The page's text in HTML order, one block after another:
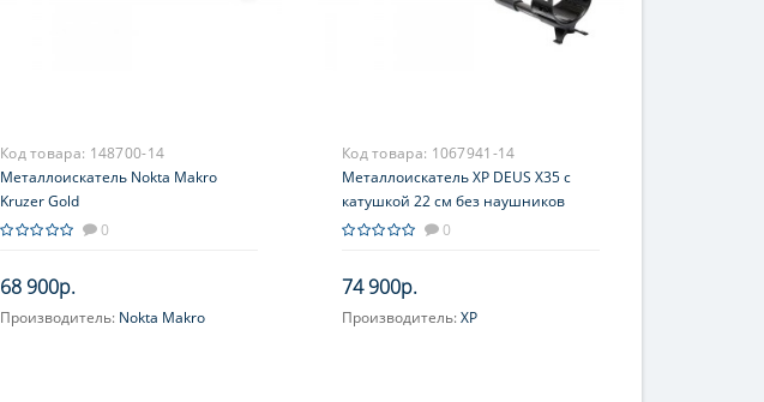
Код товара: 148700-14
Металлоискатель Nokta Makro
Kruzer Gold
0
68 900р.
Производитель: Nokta Makro
Код товара: 1067941-14
Металлоискатель XP DEUS X35 с
катушкой 22 см без наушников
0
74 900р.
Производитель:XP